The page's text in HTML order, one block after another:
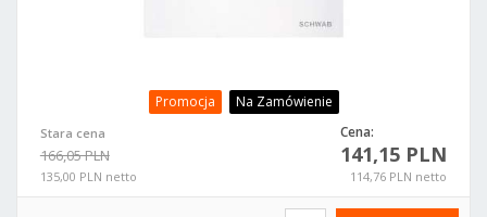
Promocja Na Zamówienie
Stara cena
166,05 PLN
135,00 PLN netto
Cena:
141,15 PLN
114,76 PLN netto